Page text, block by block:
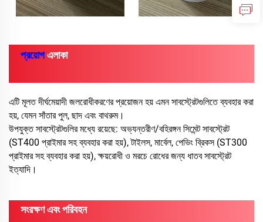
প্রয়োগএলাকা
এটি মূলত দীর্ঘমেয়াদী জলরোধীকরণের প্রয়োজন হয় এমন সাবস্ট্রেটগুলিতে ব্যবহার করা
হয়, যেমন সাঁতার পুল, ছাদ এবং বাথরুম।
উপযুক্ত সাবস্ট্রেটগুলির মধ্যে রয়েছে: অভ্যন্তরীণ/বহিরঙ্গন সিমেন্ট সাবস্ট্রেট
(ST400 প্রাইমার সহ ব্যবহার করা হয়), টাইলস, মার্বেল, পেভিং ব্রিকস (ST300
প্রাইমার সহ ব্যবহার করা হয়), ক্ষয়রোধী ও মরচে রোধের জন্য ধাতব সাবস্ট্রেট
ইত্যাদি।
সংরক্ষণ এবং পরিবহন